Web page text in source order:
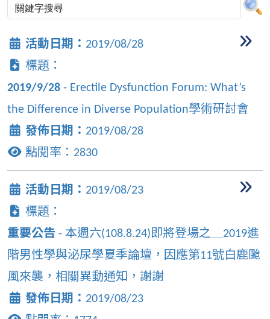
活動日期： 2019/08/28
標題：
2019/9/28 - Erectile Dysfunction Forum: What’s
the Difference in Diverse Population學術研討會
發佈日期： 2019/08/28
點閱率： 2830
活動日期： 2019/08/23
標題：
重要公告 - 本週六(108.8.24)即將登場之＿2019進
階男性學與泌尿學夏季論壇，因應第11號白鹿颱
風來襲，相關異動通知，謝謝
發佈日期： 2019/08/23